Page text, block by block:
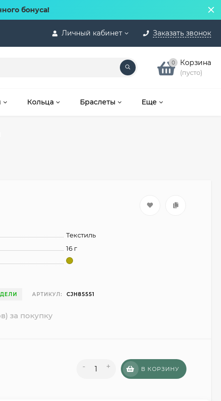
бонуса!
Личный кабинет Заказать звонок
0 Корзина
(пусто)
Кольца Браслеты Еще
Текстиль
16 г
АРТИКУЛ: CJH85551
за покупку
- + В КОРЗИНУ